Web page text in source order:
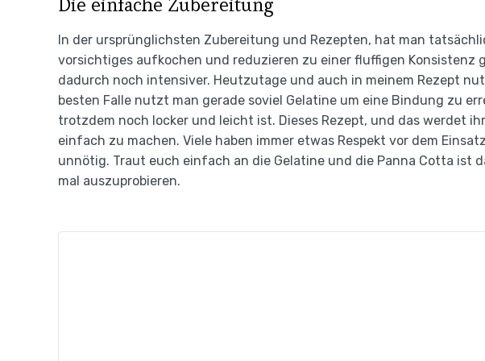
In der ursprünglichsten Zubereitung und Rezepten, hat man
vorsichtiges aufkochen und reduzieren zu einer fluffigen Konsistenz
dadurch noch intensiver. Heutzutage und auch in meinem Rezept
besten Falle nutzt man gerade soviel Gelatine um eine Bindung zu
trotzdem noch locker und leicht ist. Dieses Rezept, und das werdet
einfach zu machen. Viele haben immer etwas Respekt vor dem
unnötig. Traut euch einfach an die Gelatine und die Panna Cotta ist
mal auszuprobieren.